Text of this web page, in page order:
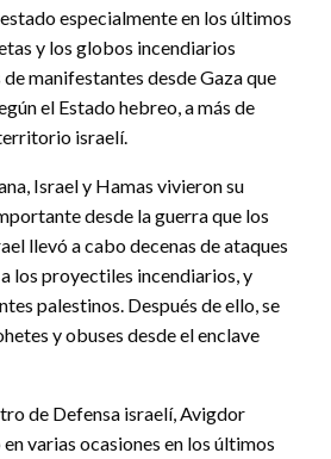
especialmente en los últimos
y los globos incendiarios
manifestantes desde Gaza que
el Estado hebreo, a más de
israelí.
Israel y Hamas vivieron su
desde la guerra que los
llevó a cabo decenas de ataques
los proyectiles incendiarios, y
palestinos. Después de ello, se
y obuses desde el enclave
de Defensa israelí, Avigdor
varias ocasiones en los últimos